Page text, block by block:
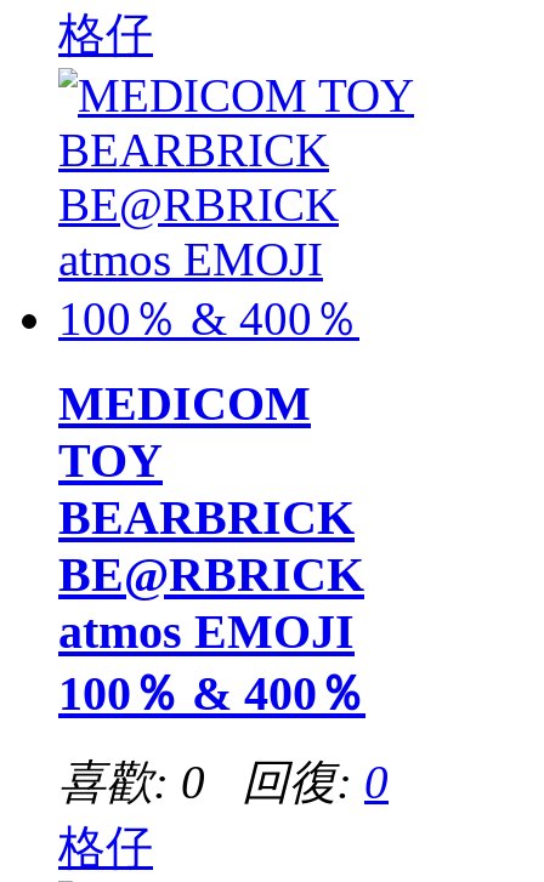
格仔
MEDICOM
TOY
BEARBRICK
BE@RBRICK
atmos EMOJI
100％ & 400％
喜歡: 0 回復: 0
格仔